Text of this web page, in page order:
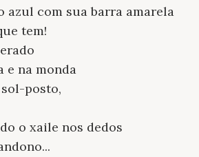
azul com sua barra amarela
tem!
e na monda
posto,
o xaile nos dedos